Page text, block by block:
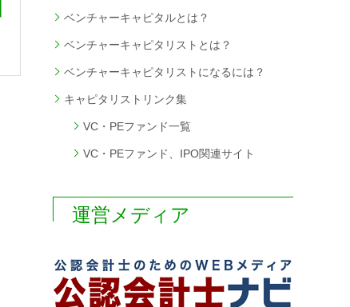
ベンチャーキャピタルとは？
ベンチャーキャピタリストとは？
ベンチャーキャピタリストになるには？
キャピタリストリンク集
VC・PEファンド一覧
VC・PEファンド、IPO関連サイト
運営メディア